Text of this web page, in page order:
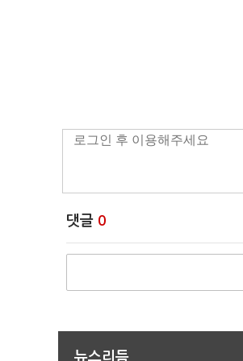
댓글 0
뉴스리듬